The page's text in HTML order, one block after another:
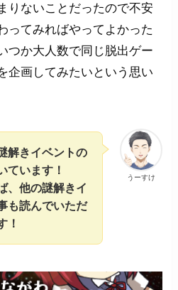
りないことだったので不安
ってみればやってよかった
つか大人数で同じ脱出ゲー
企画してみたいという思い
うーすけ
解きイベントの
ています！
、他の謎解きイ
も読んでいただ
！